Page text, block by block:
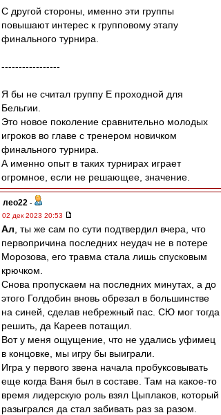
С другой стороны, именно эти группы
повышают интерес к групповому этапу
финального турнира.
-----------------
Я бы не считал группу Е проходной для
Бельгии.
Это новое поколение сравнительно молодых
игроков во главе с тренером новичком
финального турнира.
А именно опыт в таких турнирах играет
огромное, если не решающее, значение.
лео22 -
02 дек 2023 20:53
Ал , ты же сам по сути подтвердил вчера, что
первопричина последних неудач не в потере
Морозова, его травма стала лишь спусковым
крючком.
Снова пропускаем на последних минутах, а до
этого Голдобин вновь обрезал в большинстве
на синей, сделав небрежный пас. СЮ мог тогда
решить, да Кареев потащил.
Вот у меня ощущение, что не удались уфимец
в концовке, мы игру бы выиграли.
Игра у первого звена начала пробуксовывать
еще когда Ваня был в составе. Там на какое-то
время лидерскую роль взял Цыплаков, который
разыгрался да стал забивать раз за разом.